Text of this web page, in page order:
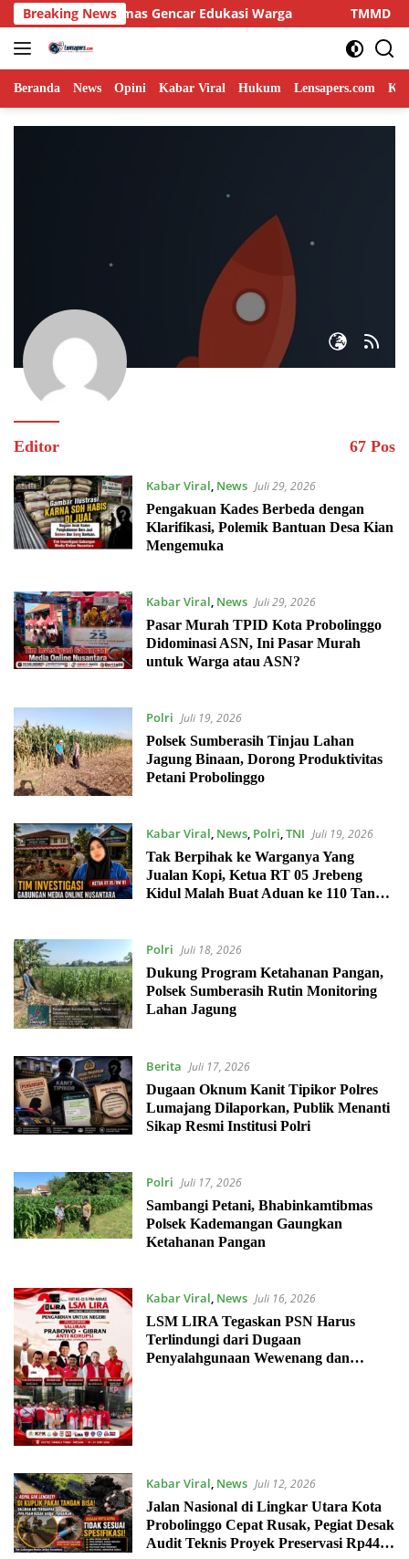
Langsung
ke
konten
Breaking NewsGencar Edukasi Warga TMMD Ke-
Beranda News Opini Kabar Viral Hukum Lensapers.com
Editor 67 Pos
Kabar Viral, News Juli 29, 2026
Pengakuan Kades Berbeda dengan
Klarifikasi, Polemik Bantuan Desa Kian
Mengemuka
Kabar Viral, News Juli 29, 2026
Pasar Murah TPID Kota Probolinggo
Didominasi ASN, Ini Pasar Murah
untuk Warga atau ASN?
Polri Juli 19, 2026
Polsek Sumberasih Tinjau Lahan
Jagung Binaan, Dorong Produktivitas
Petani Probolinggo
Kabar Viral, News, Polri,TNI Juli 19, 2026
Tak Berpihak ke Warganya Yang
Jualan Kopi, Ketua RT 05 Jrebeng
Kidul Malah Buat Aduan ke 110 Tanpa
Polri Juli 18, 2026
Dukung Program Ketahanan Pangan,
Polsek Sumberasih Rutin Monitoring
Lahan Jagung
Berita Juli 17, 2026
Dugaan Oknum Kanit Tipikor Polres
Lumajang Dilaporkan, Publik Menanti
Sikap Resmi Institusi Polri
Polri Juli 17, 2026
Sambangi Petani, Bhabinkamtibmas
Polsek Kademangan Gaungkan
Ketahanan Pangan
Kabar Viral News Juli 16, 2026
LSM LIRA Tegaskan PSN Harus
Terlindungi dari Dugaan
Penyalahgunaan Wewenang dan
Kabar Viral News Juli 12, 2026
Jalan Nasional di Lingkar Utara Kota
Probolinggo Cepat Rusak, Pegiat Desak
Audit Teknis Proyek Preservasi Rp44